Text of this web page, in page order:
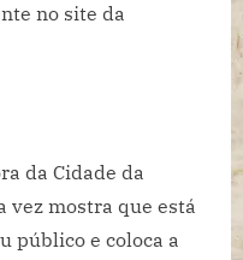
no site da
da Cidade da
vez mostra que está
público e coloca a